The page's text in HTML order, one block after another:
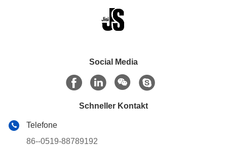
Social Media
Schneller Kontakt
Telefone
86--0519-88789192